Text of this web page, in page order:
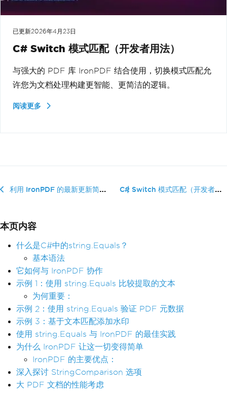
已更新2026年4月23日
C# Switch 模式匹配（开发者用法）
与强大的 PDF 库 IronPDF 结合使用，切换模式匹配允
许您为文档处理构建更智能、更简洁的逻辑。
阅读更多
利用 IronPDF 的最新更新简化电子发票：PDF/A-3 合规性和 ZUGFeRD 支持 C# Switch 模式匹配（开发者�...
本页内容
什么是C#中的string.Equals？
基本语法
它如何与 IronPDF 协作
示例 1：使用 string.Equals 比较提取的文本
为何重要：
示例 2：使用 string.Equals 验证 PDF 元数据
示例 3：基于文本匹配添加水印
使用 string.Equals 与 IronPDF 的最佳实践
为什么 IronPDF 让这一切变得简单
IronPDF 的主要优点：
深入探讨 StringComparison 选项
大 PDF 文档的性能考虑